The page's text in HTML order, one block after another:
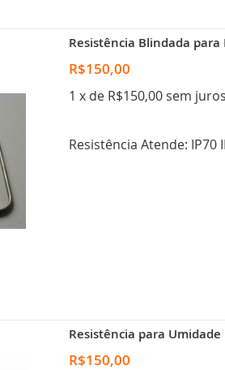
Resistência Blindada para
R$150,00
1 x de R$150,00 sem juros
Resistência Atende: IP70
Resistência para Umidade
R$150,00